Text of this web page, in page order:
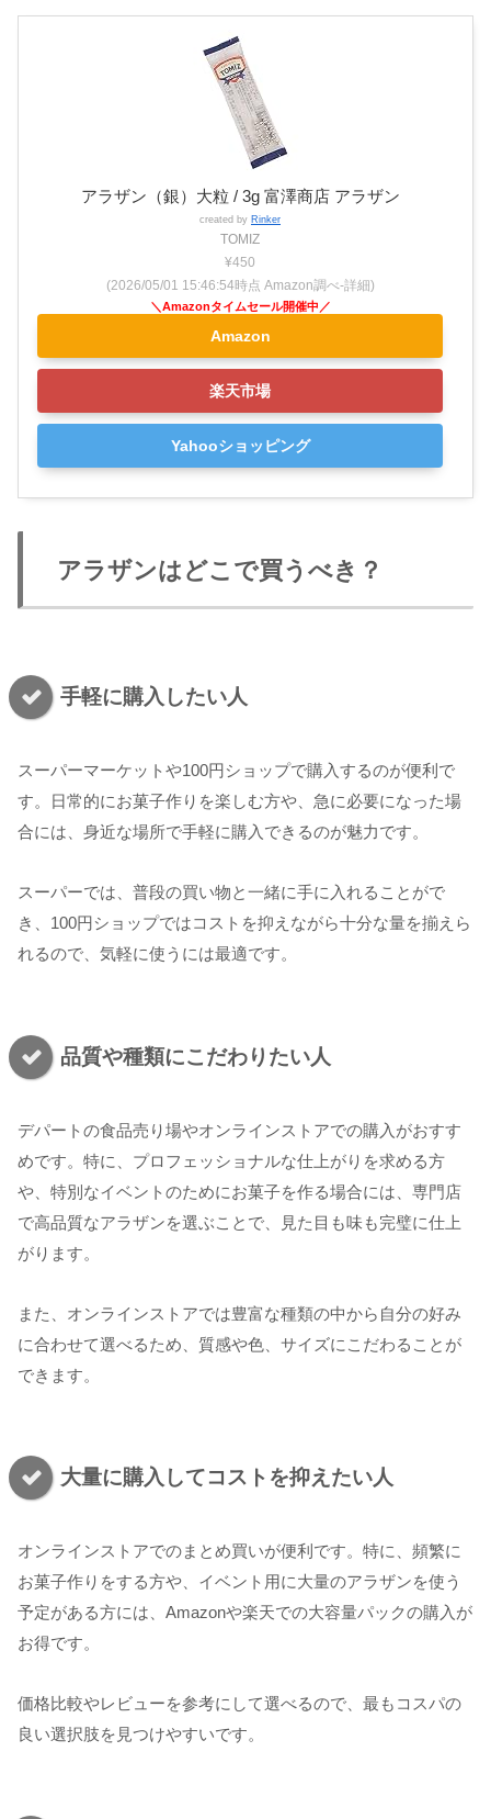
アラザン（銀）大粒 / 3g 富澤商店 アラザン
created by Rinker
TOMIZ
¥450
(2026/05/01 15:46:54時点 Amazon調べ-詳細)
Amazon
楽天市場
Yahooショッピング
アラザンはどこで買うべき？
手軽に購入したい人
スーパーマーケットや100円ショップで購入するのが便利で
す。日常的にお菓子作りを楽しむ方や、急に必要になった場
合には、身近な場所で手軽に購入できるのが魅力です。
スーパーでは、普段の買い物と一緒に手に入れることがで
き、100円ショップではコストを抑えながら十分な量を揃えら
れるので、気軽に使うには最適です。
品質や種類にこだわりたい人
デパートの食品売り場やオンラインストアでの購入がおすす
めです。特に、プロフェッショナルな仕上がりを求める方
や、特別なイベントのためにお菓子を作る場合には、専門店
で高品質なアラザンを選ぶことで、見た目も味も完璧に仕上
がります。
また、オンラインストアでは豊富な種類の中から自分の好み
に合わせて選べるため、質感や色、サイズにこだわることが
できます。
大量に購入してコストを抑えたい人
オンラインストアでのまとめ買いが便利です。特に、頻繁に
お菓子作りをする方や、イベント用に大量のアラザンを使う
予定がある方には、Amazonや楽天での大容量パックの購入が
お得です。
価格比較やレビューを参考にして選べるので、最もコスパの
良い選択肢を見つけやすいです。